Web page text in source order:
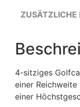
ZUSÄTZLICHE
4-sitziges
einer
einer